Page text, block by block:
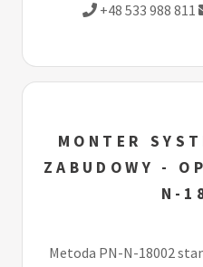
+48 533 988 811
MONTER
ZABUDOWY -
N-
Metoda PN-N-18002